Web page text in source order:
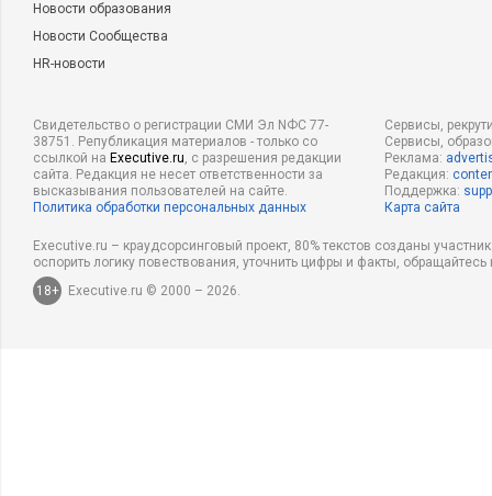
Новости образования
Новости Сообщества
HR-новости
Свидетельство о регистрации СМИ Эл NФС 77-
38751. Републикация материалов - только со
ссылкой на Executive.ru, с разрешения редакции
сайта. Редакция не несет ответственности за
высказывания пользователей на сайте.
Политика обработки персональных данных
Сервисы,
Сервисы,
Реклама:
Редакция:
Поддержка:
Карта сайта
Executive.ru – краудсорсинговый проект, 80% текстов созданы
оспорить логику повествования, уточнить цифры и факты,
18+
Executive.ru © 2000 – 2026.